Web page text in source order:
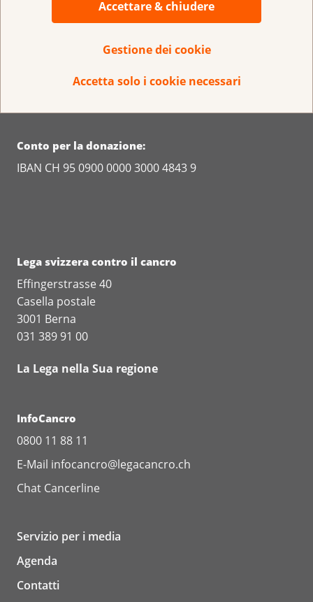
Accettare & chiudere
Gestione dei cookie
Accetta solo i cookie necessari
Conto per la donazione:
IBAN CH 95 0900 0000 3000 4843 9
Lega svizzera contro il cancro
Effingerstrasse 40
Casella postale
3001 Berna
031 389 91 00
La Lega nella Sua regione
InfoCancro
0800 11 88 11
E-Mail infocancro@legacancro.ch
Chat Cancerline
Servizio per i media
Agenda
Contatti